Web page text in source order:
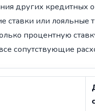
других кредитных
ставки или лояльные
процентную
сопутствующие